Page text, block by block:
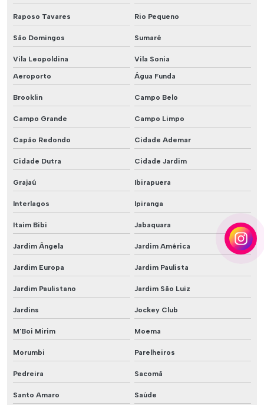
Raposo Tavares Rio Pequeno
São Domingos Sumaré
Vila Leopoldina Vila Sonia
Aeroporto Água Funda
Brooklin Campo Belo
Campo Grande Campo Limpo
Capão Redondo Cidade Ademar
Cidade Dutra Cidade Jardim
Grajaú Ibirapuera
Interlagos Ipiranga
Itaim Bibi Jabaquara
Jardim Ângela Jardim América
Jardim Europa Jardim Paulista
Jardim Paulistano Jardim São Luiz
Jardins Jockey Club
M'Boi Mirim Moema
Morumbi Parelheiros
Pedreira Sacomã
Santo Amaro Saúde